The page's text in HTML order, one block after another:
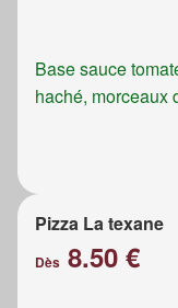
Base sauce
haché, morceaux
Pizza La texane
Dès 8.50 €